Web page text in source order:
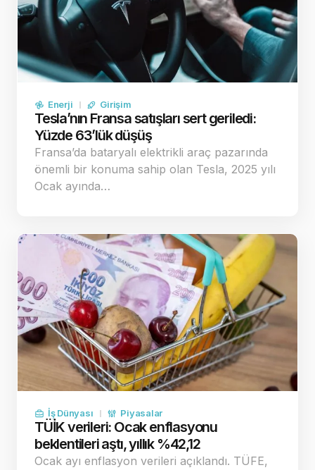
Enerji Girişim
Tesla’nın Fransa satışları sert geriledi:
Yüzde 63’lük düşüş
Fransa’da bataryalı elektrikli araç pazarında
önemli bir konuma sahip olan Tesla, 2025 yılı
Ocak ayında…
İş Dünyası Piyasalar
TÜİK verileri: Ocak enflasyonu
beklentileri aştı, yıllık %42,12
Ocak ayı enflasyon verileri açıklandı. TÜFE,